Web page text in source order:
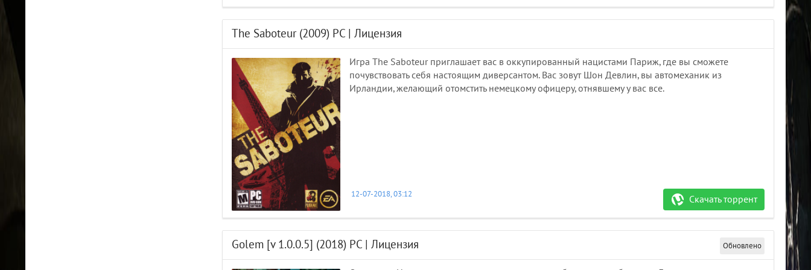
The Saboteur (2009) PC | Лицензия
Игра The Saboteur приглашает вас в оккупированный нацистами Париж, где вы сможете
почувствовать себя настоящим диверсантом. Вас зовут Шон Девлин, вы автомеханик из
Ирландии, желающий отомстить немецкому офицеру, отнявшему у вас все.
Скачать торрент
12-07-2018, 03:12
Golem [v 1.0.0.5] (2018) PC | Лицензия Обновлено